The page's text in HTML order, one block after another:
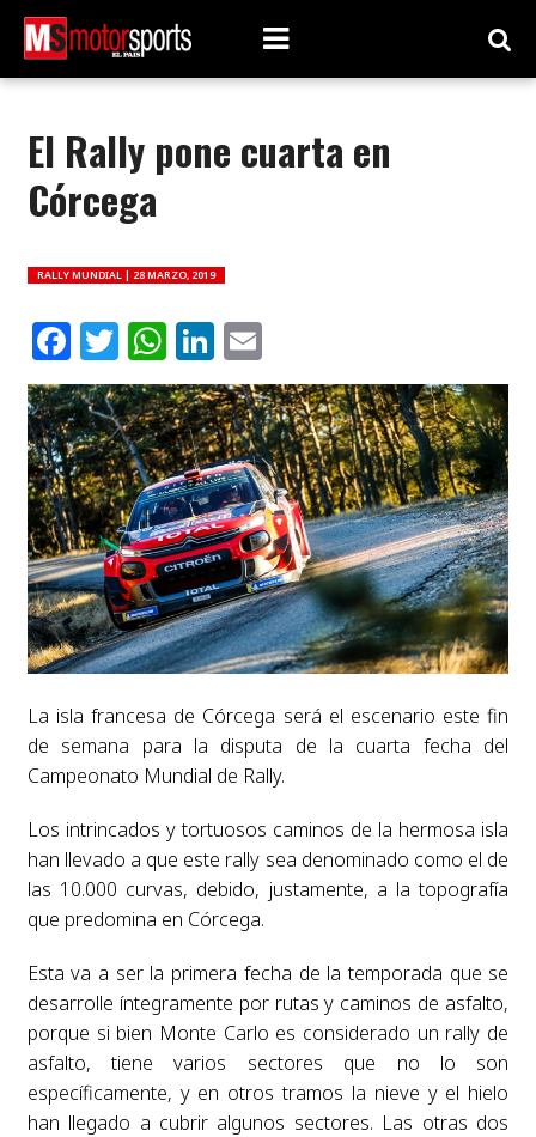
El Rally pone cuarta en
Córcega
RALLY MUNDIAL | 28 MARZO, 2019
Facebook
Twitter
WhatsApp
LinkedIn
Email
La isla francesa de Córcega será el escenario este fin
de semana para la disputa de la cuarta fecha del
Campeonato Mundial de Rally.
Los intrincados y tortuosos caminos de la hermosa isla
han llevado a que este rally sea denominado como el de
las 10.000 curvas, debido, justamente, a la topografía
que predomina en Córcega.
Esta va a ser la primera fecha de la temporada que se
desarrolle íntegramente por rutas y caminos de asfalto,
porque si bien Monte Carlo es considerado un rally de
asfalto, tiene varios sectores que no lo son
específicamente, y en otros tramos la nieve y el hielo
han llegado a cubrir algunos sectores. Las otras dos